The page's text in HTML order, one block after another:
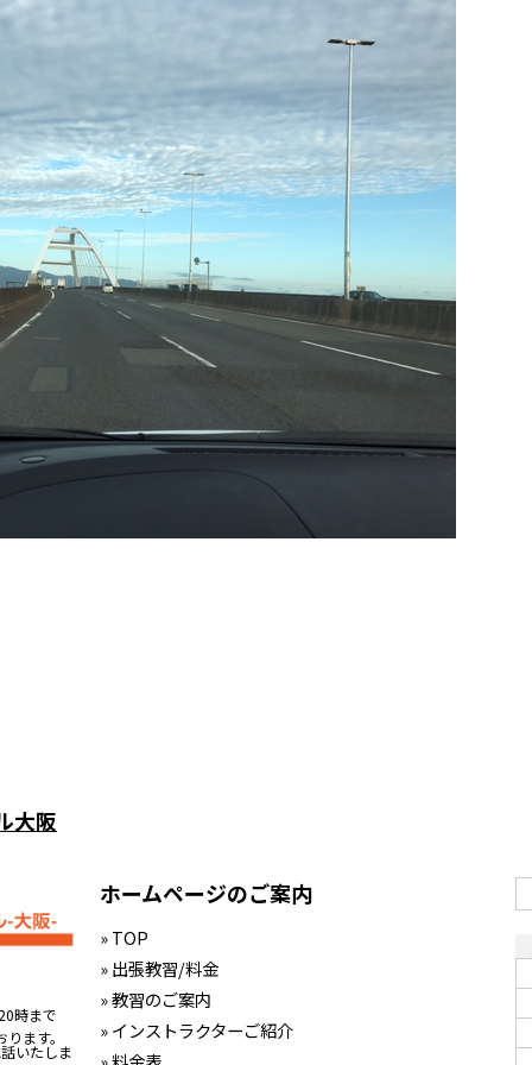
大阪
時まで
ます。
いたしま
ホームページのご案内
» TOP
» 出張教習/料金
» 教習のご案内
» インストラクターご紹介